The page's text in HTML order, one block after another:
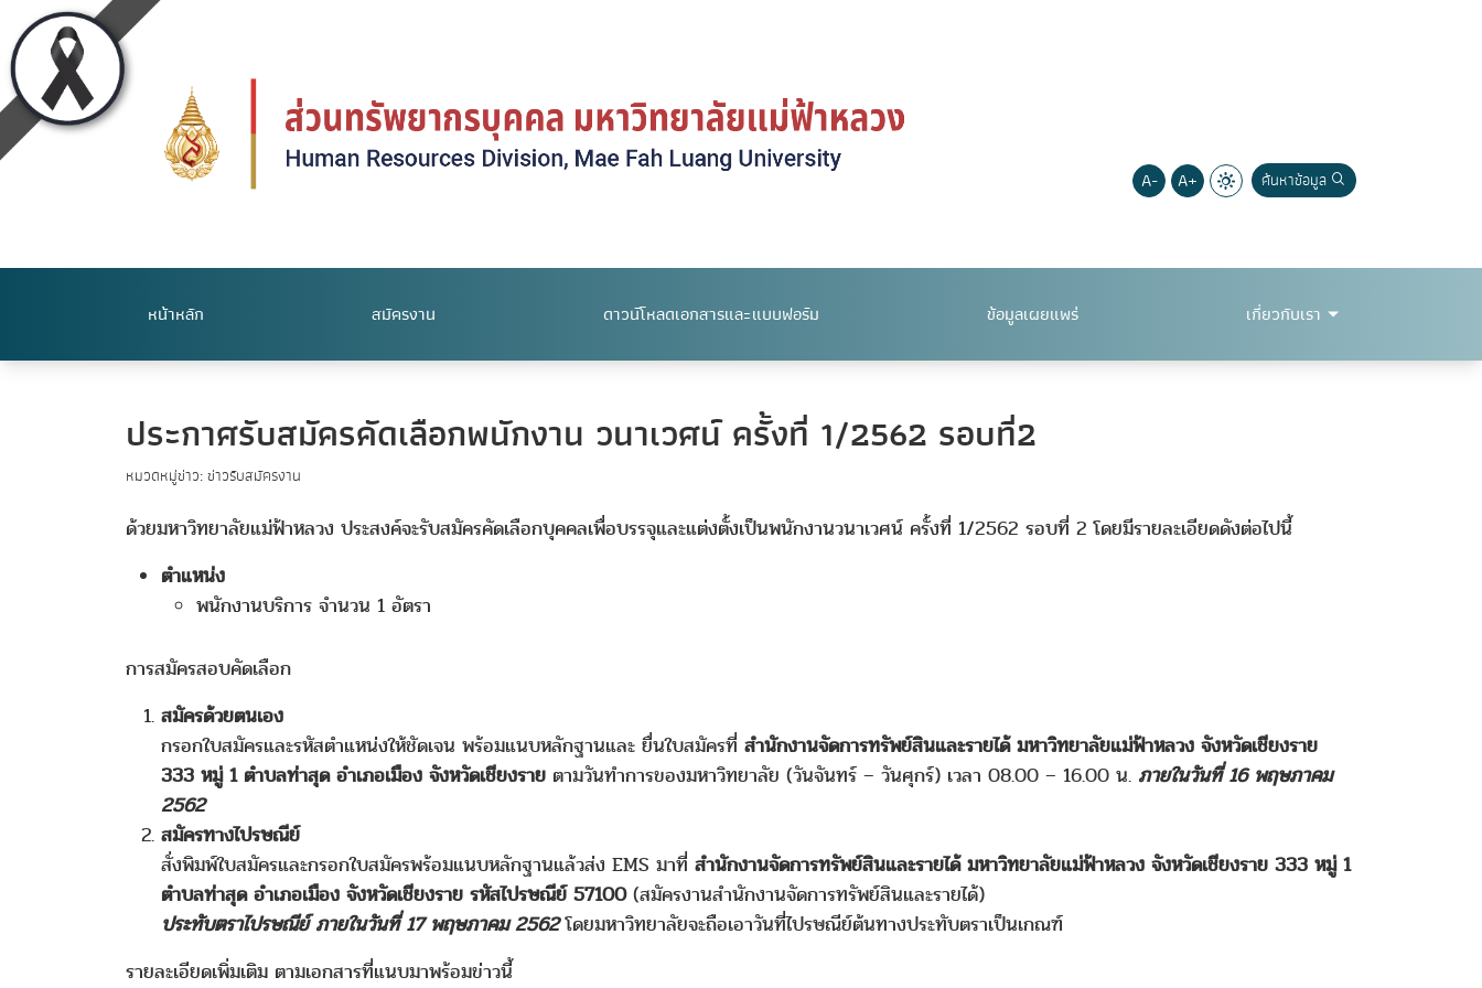
A- A+ ค้นหาข้อมูล
หน้าหลัก สมัครงาน ดาวน์โหลดเอกสารและแบบฟอร์ม ข้อมูลเผยแพร่ เกี่ยวกับเรา
ประกาศรับสมัครคัดเลือกพนักงาน วนาเวศน์ ครั้งที่ 1/2562 รอบที่2
หมวดหมู่ข่าว: ข่าวรับสมัครงาน
ด้วยมหาวิทยาลัยแม่ฟ้าหลวง ประสงค์จะรับสมัครคัดเลือกบุคคลเพื่อบรรจุและแต่งตั้งเป็นพนักงานวนาเวศน์ ครั้งที่ 1/2562 รอบที่ 2 โดยมีรายละเอียดดังต่อไปนี้
ตำแหน่ง
พนักงานบริการ จำนวน 1 อัตรา
การสมัครสอบคัดเลือก
สมัครด้วยตนเอง
กรอกใบสมัครและรหัสตำแหน่งให้ชัดเจน พร้อมแนบหลักฐานและ ยื่นใบสมัครที่ สำนักงานจัดการทรัพย์สินและรายได้ มหาวิทยาลัยแม่ฟ้าหลวง จังหวัดเชียงราย
333 หมู่ 1 ตำบลท่าสุด อำเภอเมือง จังหวัดเชียงราย ตามวันทำการของมหาวิทยาลัย (วันจันทร์ – วันศุกร์) เวลา 08.00 – 16.00 น. ภายในวันที่ 16 พฤษภาคม
2562
สมัครทางไปรษณีย์
สั่งพิมพ์ใบสมัครและกรอกใบสมัครพร้อมแนบหลักฐานแล้วส่ง EMS มาที่ สำนักงานจัดการทรัพย์สินและรายได้ มหาวิทยาลัยแม่ฟ้าหลวง จังหวัดเชียงราย 333 หมู่ 1
ตำบลท่าสุด อำเภอเมือง จังหวัดเชียงราย รหัสไปรษณีย์ 57100(สมัครงานสำนักงานจัดการทรัพย์สินและรายได้)
ประทับตราไปรษณีย์ ภายในวันที่ 17 พฤษภาคม 2562โดยมหาวิทยาลัยจะถือเอาวันที่ไปรษณีย์ต้นทางประทับตราเป็นเกณฑ์
รายละเอียดเพิ่มเติม ตามเอกสารที่แนบมาพร้อมข่าวนี้